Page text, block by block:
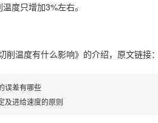
度只增加3%左右。
削温度有什么影响》 的介绍，原文链接：
误差有哪些
及进给速度的原则